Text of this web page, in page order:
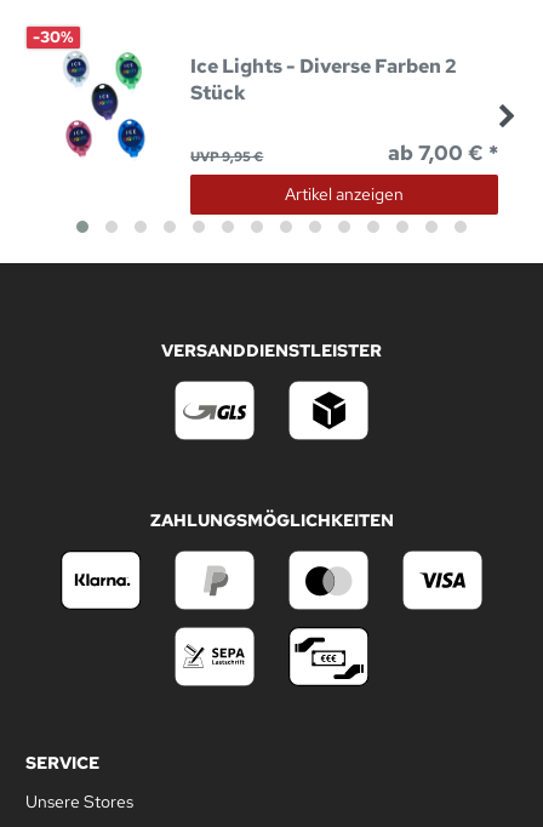
-30%
Ice Lights - Diverse Farben 2
Stück
UVP 9,95 € ab 7,00 € *
Artikel anzeigen
VERSANDDIENSTLEISTER
ZAHLUNGSMÖGLICHKEITEN
SERVICE
Unsere Stores